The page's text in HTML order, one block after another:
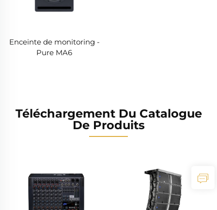
Enceinte de monitoring -
Pure MA6
Téléchargement Du Catalogue
De Produits